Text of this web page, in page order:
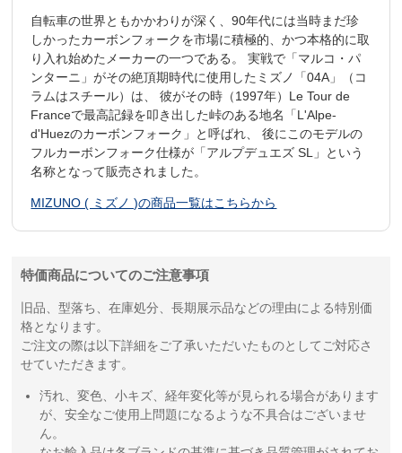
自転車の世界ともかかわりが深く、90年代には当時まだ珍
しかったカーボンフォークを市場に積極的、かつ本格的に取
り入れ始めたメーカーの一つである。 実戦で「マルコ・パ
ンターニ」がその絶頂期時代に使用したミズノ「04A」（コ
ラムはスチール）は、 彼がその時（1997年）Le Tour de
Franceで最高記録を叩き出した峠のある地名「L'Alpe-
d'Huezのカーボンフォーク」と呼ばれ、 後にこのモデルの
フルカーボンフォーク仕様が「アルプデュエズ SL」という
名称となって販売されました。
MIZUNO ( ミズノ )の商品一覧はこちらから
特価商品についてのご注意事項
旧品、型落ち、在庫処分、長期展示品などの理由による特別価
格となります。
ご注文の際は以下詳細をご了承いただいたものとしてご対応さ
せていただきます。
汚れ、変色、小キズ、経年変化等が見られる場合があります
が、安全なご使用上問題になるような不具合はございませ
ん。